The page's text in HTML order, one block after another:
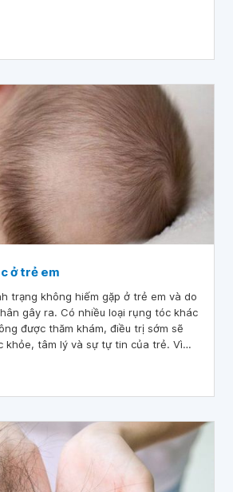
ở trẻ em
trạng không hiếm gặp ở trẻ em và do
gây ra. Có nhiều loại rụng tóc khác
được thăm khám, điều trị sớm sẽ
khỏe, tâm lý và sự tự tin của trẻ. Vì
tóc ở trẻ để sớm đưa con đi khám và